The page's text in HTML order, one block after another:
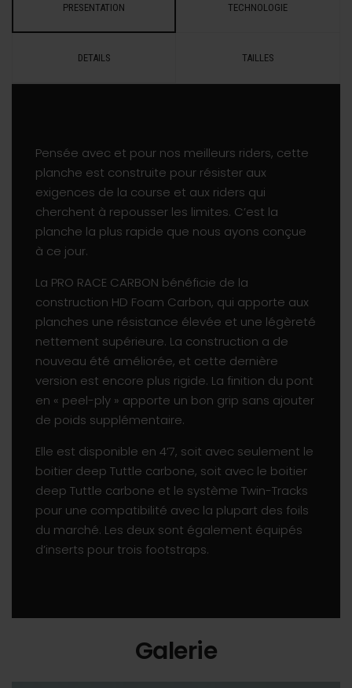
PRESENTATION TECHNOLOGIE
DETAILS TAILLES
Pensée avec et pour nos meilleurs riders, cette
planche est construite pour résister aux
exigences de la course et aux riders qui
cherchent à repousser les limites. C’est la
planche la plus rapide que nous ayons conçue
à ce jour.
La PRO RACE CARBON bénéficie de la
construction HD Foam Carbon, qui apporte aux
planches une résistance élevée et une légèreté
nettement supérieure. La construction a de
nouveau été améliorée, et cette dernière
version est encore plus rigide. La finition du pont
en « peel-ply » apporte un bon grip sans ajouter
de poids supplémentaire.
Elle est disponible en 4’7, soit avec seulement le
boitier deep Tuttle carbone, soit avec le boitier
deep Tuttle carbone et le système Twin-Tracks
pour une compatibilité avec la plupart des foils
du marché. Les deux sont également équipés
d’inserts pour trois footstraps.
Galerie